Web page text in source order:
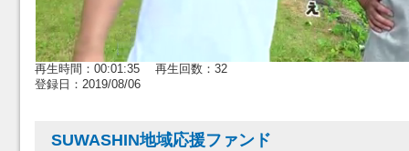
再生時間：00:01:35 再生回数：32
登録日：2019/08/06
SUWASHIN地域応援ファンド